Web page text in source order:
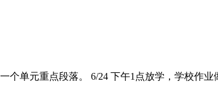
单元重点段落。 6/24 下午1点放学，学校作业